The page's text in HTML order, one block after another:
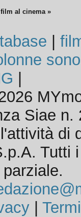
al cinema »
Siae n.
di
Tutti
|